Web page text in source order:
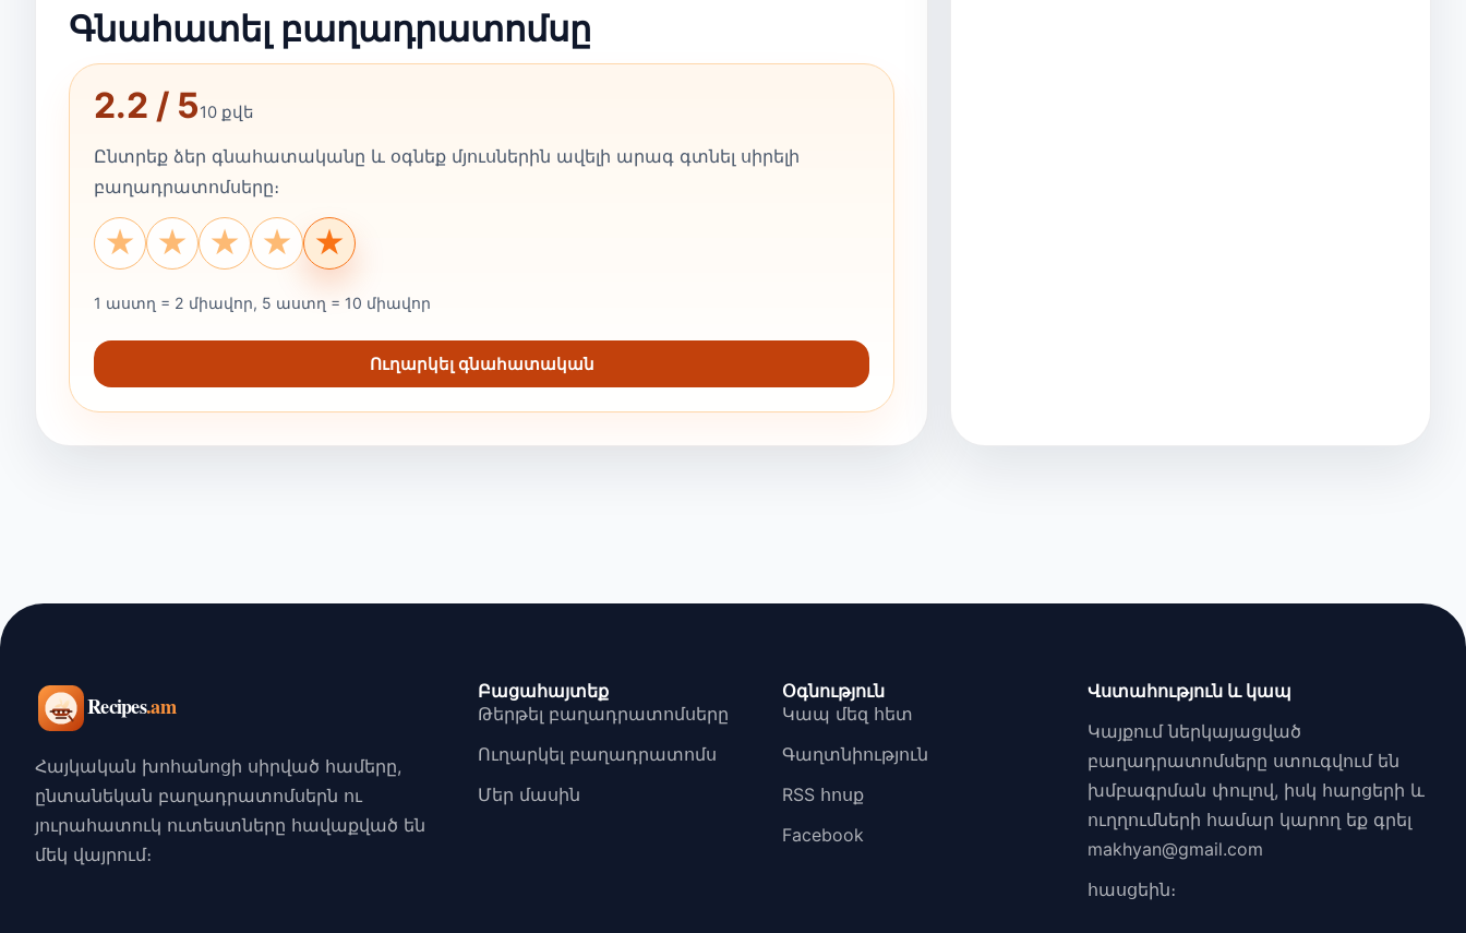
Գնահատել բաղադրատոմսը
2.2 / 510 քվե
Ընտրեք ձեր գնահատականը և օգնեք մյուսներին ավելի արագ գտնել սիրելի
բաղադրատոմսերը։
★
★
★
★
★
1 աստղ = 2 միավոր, 5 աստղ = 10 միավոր
Ուղարկել գնահատական
Հայկական խոհանոցի սիրված համերը,
ընտանեկան բաղադրատոմսերն ու
յուրահատուկ ուտեստները հավաքված են
մեկ վայրում։
Բացահայտեք
Թերթել բաղադրատոմսերը
Ուղարկել բաղադրատոմս
Մեր մասին
Օգնություն
Կապ մեզ հետ
Գաղտնիություն
RSS հոսք
Facebook
Վստահություն և կապ
Կայքում ներկայացված
բաղադրատոմսերը ստուգվում են
խմբագրման փուլով, իսկ հարցերի և
ուղղումների համար կարող եք գրել
makhyan@gmail.com
հասցեին։